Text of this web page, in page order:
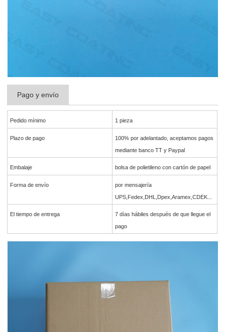
Pago y envío
Pedido mínimo 1 pieza
Plazo de pago
100% por adelantado, aceptamos pagos
mediante banco TT y Paypal
Embalaje bolsa de polietileno con cartón de papel
Forma de envío
por mensajería
UPS,Fedex,DHL,Dpex,Aramex,CDEK...
El tiempo de entrega
7 días hábiles después de que llegue el
pago